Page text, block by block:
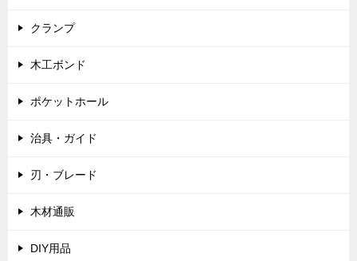
クランプ
木工ボンド
ポケットホール
治具・ガイド
刃・ブレード
木材通販
DIY用品